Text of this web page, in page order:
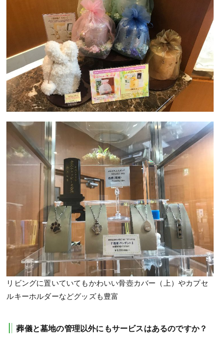
リビングに置いていてもかわいい骨壺カバー（上）やカプセ
ルキーホルダーなどグッズも豊富
葬儀と墓地の管理以外にもサービスはあるのですか？